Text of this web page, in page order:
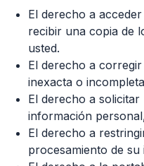
El derecho a
recibir una copia de
usted.
El derecho a
inexacta o
El derecho a
información
El derecho a
procesamiento de